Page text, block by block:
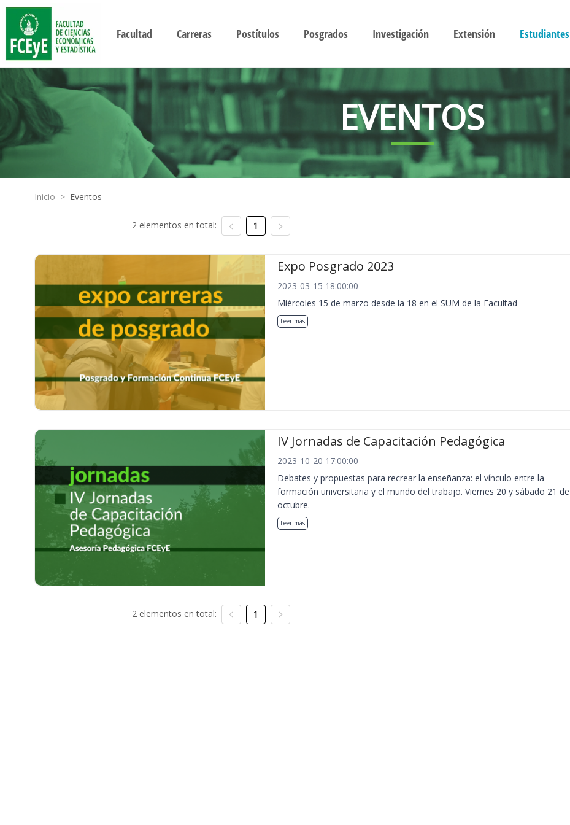
Facultad Carreras Postítulos Posgrados Investigación Extensión Estudiantes
EVENTOS
Inicio > Eventos
2 elementos en total: 1
Expo Posgrado 2023
2023-03-15 18:00:00
Miércoles 15 de marzo desde la 18 en el SUM de la Facultad
Leer más
IV Jornadas de Capacitación Pedagógica
2023-10-20 17:00:00
Debates y propuestas para recrear la enseñanza: el vínculo entre la
formación universitaria y el mundo del trabajo. Viernes 20 y sábado 21 de
octubre.
Leer más
2 elementos en total: 1